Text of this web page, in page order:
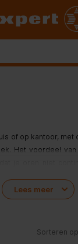
of op kantoor,
Het voordeel
of tijdens het
uit verschillende
Ook kan je
Lees meer
Sorteren